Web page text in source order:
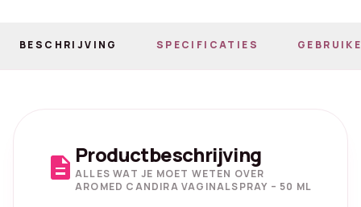
BESCHRIJVING SPECIFICATIES
description Productbeschrijving
ALLES WAT JE MOET WETEN OVER
AROMED CANDIRA VAGINALSPRAY – 50 ML